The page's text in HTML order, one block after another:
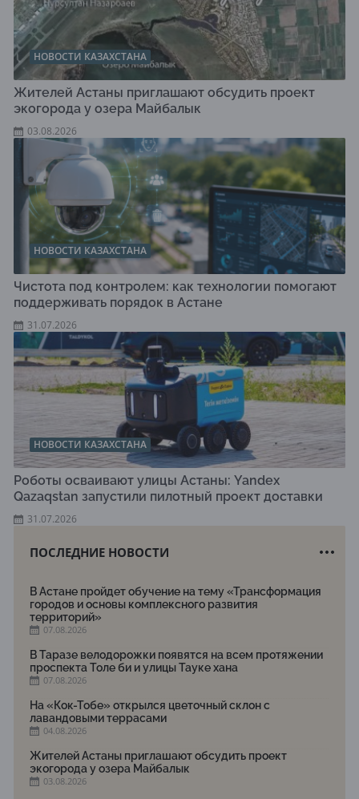
НОВОСТИ КАЗАХСТАНА
Жителей Астаны приглашают обсудить проект
экогорода у озера Майбалык
03.08.2026
НОВОСТИ КАЗАХСТАНА
Чистота под контролем: как технологии помогают
поддерживать порядок в Астане
31.07.2026
НОВОСТИ КАЗАХСТАНА
Роботы осваивают улицы Астаны: Yandex
Qazaqstan запустили пилотный проект доставки
31.07.2026
ПОСЛЕДНИЕ НОВОСТИ
В Астане пройдет обучение на тему «Трансформация
городов и основы комплексного развития
территорий»
07.08.2026
В Таразе велодорожки появятся на всем протяжении
проспекта Толе би и улицы Тауке хана
07.08.2026
На «Кок-Тобе» открылся цветочный склон с
лавандовыми террасами
04.08.2026
Жителей Астаны приглашают обсудить проект
экогорода у озера Майбалык
03.08.2026